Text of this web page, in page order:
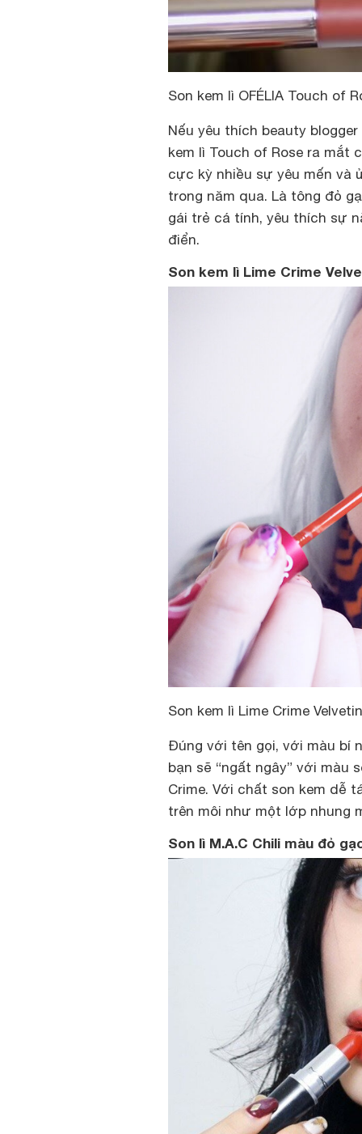
Son kem lì OFÉLIA Touch of
Nếu yêu thích beauty
kem lì Touch of Rose ra mắt
cực kỳ nhiều sự yêu mến và
trong năm qua. Là tông đỏ
gái trẻ cá tính, yêu thích sự
điển.
Son kem lì Lime Crime
Son kem lì Lime Crime
Đúng với tên gọi, với màu bí
bạn sẽ “ngất ngây” với màu
Crime. Với chất son kem dễ
trên môi như một lớp nhung
Son lì M.A.C Chili màu đỏ